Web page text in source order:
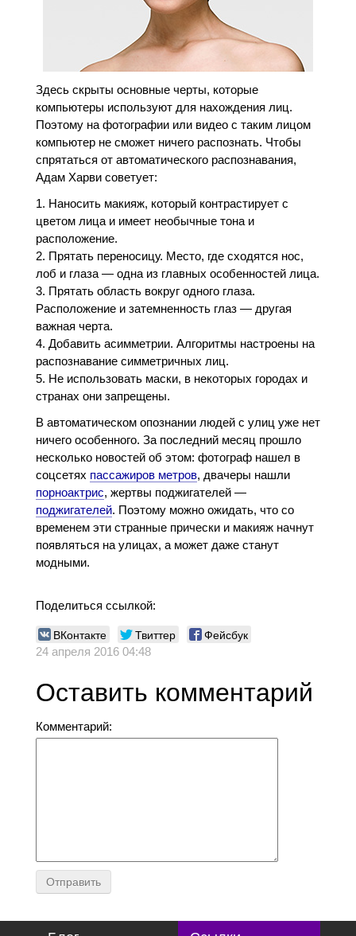
Здесь скрыты основные черты, которые
компьютеры используют для нахождения лиц.
Поэтому на фотографии или видео с таким лицом
компьютер не сможет ничего распознать. Чтобы
спрятаться от автоматического распознавания,
Адам Харви советует:
Наносить макияж, который контрастирует с
цветом лица и имеет необычные тона и
расположение.
Прятать переносицу. Место, где сходятся нос,
лоб и глаза — одна из главных особенностей лица.
Прятать область вокруг одного глаза.
Расположение и затемненность глаз — другая
важная черта.
Добавить асимметрии. Алгоритмы настроены на
распознавание симметричных лиц.
Не использовать маски, в некоторых городах и
странах они запрещены.
В автоматическом опознании людей с улиц уже нет
ничего особенного. За последний месяц прошло
несколько новостей об этом: фотограф нашел в
соцсетях пассажиров метров, двачеры нашли
порноактрис, жертвы поджигателей —
поджигателей. Поэтому можно ожидать, что со
временем эти странные прически и макияж начнут
появляться на улицах, а может даже станут
модными.
Поделиться ссылкой:
ВКонтакте Твиттер Фейсбук
24 апреля 2016 04:48
Оставить комментарий
Комментарий: